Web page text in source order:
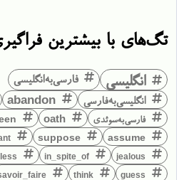
تگ‌های با بیشترین
انگلیسی
فارسی‌به‌انگلیسی
انگلیسی‌به‌فارسی
abandon
فارسی‌به‌سوئدی oath
assume
suppose
jealous
in_spite_of
guess
think